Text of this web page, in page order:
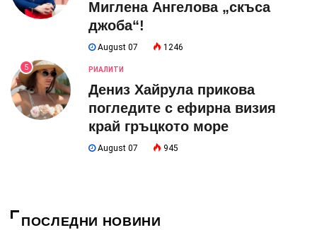
Миглена Ангелова „скъса
джоба“!
August 07 1246
5 РИАЛИТИ
Дениз Хайрула прикова
погледите с ефирна визия
край гръцкото море
August 07 945
ПОСЛЕДНИ НОВИНИ